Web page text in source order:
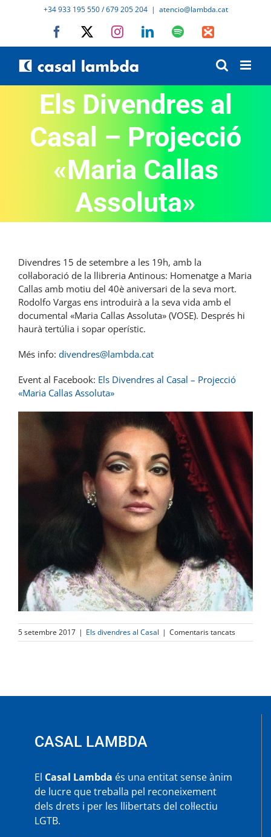
+34 933 195 550 / 679 205 204 | atencio@lambda.cat
Facebook InstagramLinkedInSpotifyIVoox
Els Divendres al
Casal – Projecció
«Maria Callas
Assoluta»
Divendres 15 de setembre a les 19h, amb la
col·laboració de la llibreria Antinous: Homenatge a Maria
Callas amb motiu del 40è aniversari de la seva mort.
Rodolfo Vargas ens introduirà a la seva vida amb el
documental «Maria Callas Assoluta» (VOSE). Després hi
haurà tertúlia i sopar operístic.
Més info: divendres@lambda.cat
Event al Facebook: Els Divendres al Casal – Projecció
«Maria Callas Assoluta»
5 setembre 2017 | Els divendres al Casal | Comentaris tancatsa
Els
Projecció
CASAL LAMBDA
El Casal Lambda és una entitat sense ànim
de lucre que treballa pel reconeixement
dels drets i per les llibertats del col·lectiu
LGTB.